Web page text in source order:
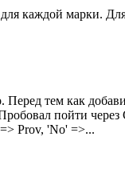
каждой марки.
тем как
пойти
Prov, 'No' =>...